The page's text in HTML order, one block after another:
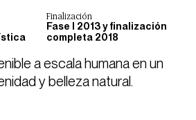
Finalización
Fase I 2013 y finalización
completa 2018
a escala humana en un
y belleza natural.